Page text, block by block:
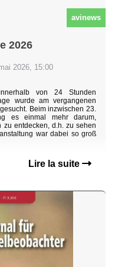
avinews
2026
2026, 15:00
von 24 Stunden
wurde am vergangenen
Beim inzwischen 23.
es einmal mehr darum,
zu entdecken, d.h. zu sehen
war dabei so groß
Lire la suite